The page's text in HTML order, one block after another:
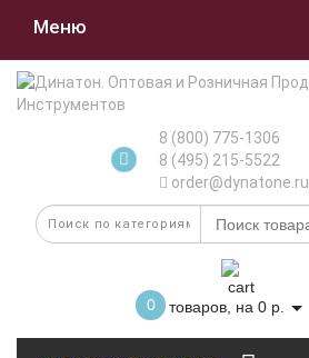
Меню
8 (800) 775-1306
8 (495) 215-5522
order@dynatone.ru
0 товаров, на 0 р.